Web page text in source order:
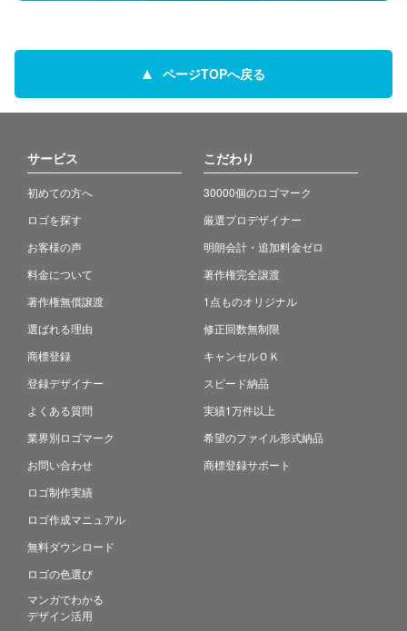
ページTOPへ戻る
サービス
初めての方へ
ロゴを探す
お客様の声
料金について
著作権無償譲渡
選ばれる理由
商標登録
登録デザイナー
よくある質問
業界別ロゴマーク
お問い合わせ
ロゴ制作実績
ロゴ作成マニュアル
無料ダウンロード
ロゴの色選び
マンガでわかる
デザイン活用
こだわり
30000個のロゴマーク
厳選プロデザイナー
明朗会計・追加料金ゼロ
著作権完全譲渡
1点ものオリジナル
修正回数無制限
キャンセルＯＫ
スピード納品
実績1万件以上
希望のファイル形式納品
商標登録サポート